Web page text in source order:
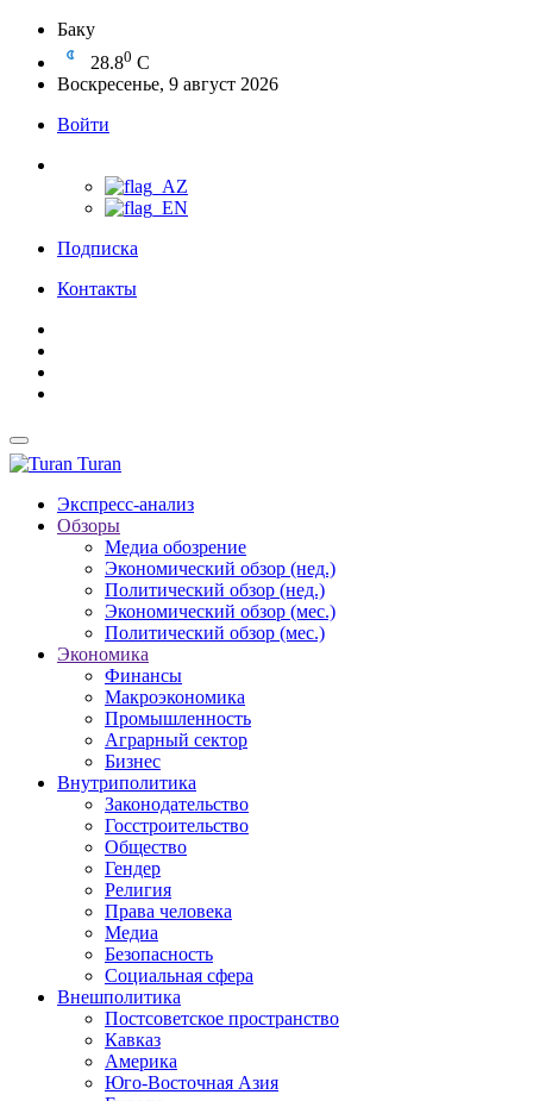
Баку
28.80 C
Воскресенье, 9 август 2026
Войти
Подписка
Контакты
Turan
Экспресс-анализ
Обзоры
Медиа обозрение
Экономический обзор (нед.)
Политический обзор (нед.)
Экономический обзор (мес.)
Политический обзор (мес.)
Экономика
Финансы
Макроэкономика
Промышленность
Аграрный сектор
Бизнес
Внутриполитика
Законодательство
Госстроительство
Общество
Гендер
Религия
Права человека
Медиа
Безопасность
Социальная сфера
Внешполитика
Постсоветское пространство
Кавказ
Америка
Юго-Восточная Азия